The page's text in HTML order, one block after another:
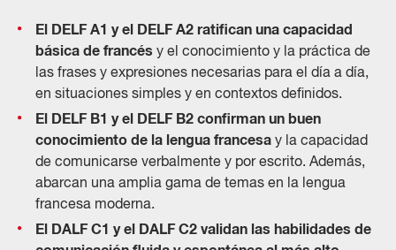
El DELF A1 y el DELF A2 ratifican una capacidad
básica de francés y el conocimiento y la práctica de
las frases y expresiones necesarias para el día a día,
en situaciones simples y en contextos definidos.
El DELF B1 y el DELF B2 confirman un buen
conocimiento de la lengua francesa y la capacidad
de comunicarse verbalmente y por escrito. Además,
abarcan una amplia gama de temas en la lengua
francesa moderna.
El DALF C1 y el DALF C2 validan las habilidades de